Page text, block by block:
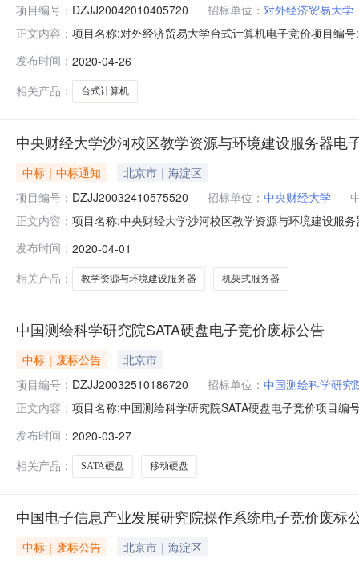
项目编号： DZJJ20042010405720 招标单位： 对外经济贸易大学
正文内容： 项目名称:对外经济贸易大学台式计算机电子竞价项目编
个日历日到货签约时间：成交公告发布后15个工作日内
发布时间： 2020-04-26
相关产品：
台式计算机
中央财经大学沙河校区教学资源与环境建设服务器电
中标｜中标通知
北京市｜海淀区
项目编号： DZJJ20032410575520 招标单位： 中央财经大学
正文内容： 项目名称:中央财经大学沙河校区教学资源与环境建设服
到货时间：合同签订后21个日历日到货签约时间：成交
发布时间： 2020-04-01
相关产品：
教学资源与环境建设服务器 机架式服务器
中国测绘科学研究院SATA硬盘电子竞价废标公告
中标｜废标公告
北京市
项目编号： DZJJ20032510186720 招标单位： 中国测绘科学研究
正文内容： 项目名称:中国测绘科学研究院SATA硬盘电子竞价项目
签署合同售后服务要求售后服务网点：当地售后服务网
发布时间： 2020-03-27
相关产品：
SATA硬盘 移动硬盘
中国电子信息产业发展研究院操作系统电子竞价废标
中标｜废标公告
北京市｜海淀区